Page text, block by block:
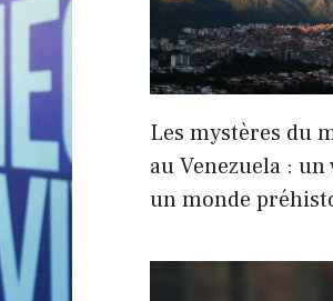
Les mystères du
au Venezuela : un
un monde